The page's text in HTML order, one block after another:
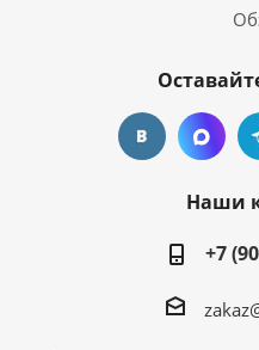
Наши
+7